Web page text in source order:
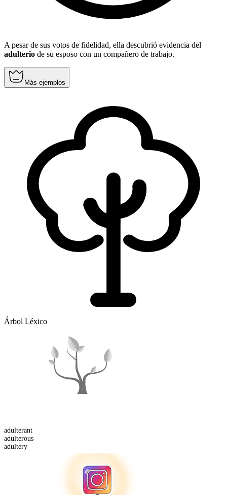
A pesar de sus votos de fidelidad, ella descubrió evidencia del
adulterio de su esposo con un compañero de trabajo.
Más ejemplos
Árbol Léxico
adulterant
adulterous
adultery